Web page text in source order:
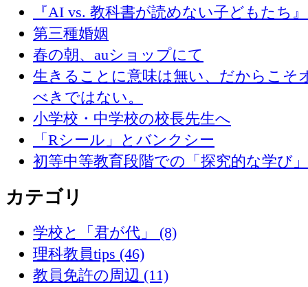
『AI vs. 教科書が読めない子どもたち
第三種婚姻
春の朝、auショップにて
生きることに意味は無い、だからこそ
べきではない。
小学校・中学校の校長先生へ
「Rシール」とバンクシー
初等中等教育段階での「探究的な学び
カテゴリ
学校と「君が代」 (8)
理科教員tips (46)
教員免許の周辺 (11)